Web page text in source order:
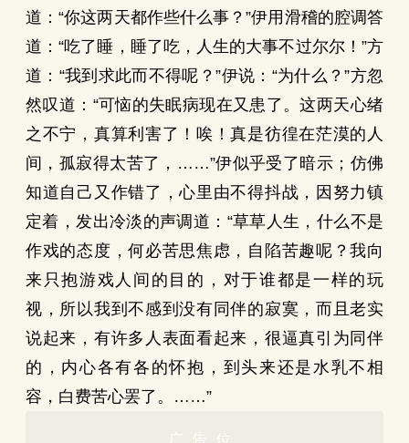
道：“你这两天都作些什么事？”伊用滑稽的腔调答
道：“吃了睡，睡了吃，人生的大事不过尔尔！”方
道：“我到求此而不得呢？”伊说：“为什么？”方忽
然叹道：“可恼的失眠病现在又患了。这两天心绪
之不宁，真算利害了！唉！真是彷徨在茫漠的人
间，孤寂得太苦了，……”伊似乎受了暗示；仿佛
知道自己又作错了，心里由不得抖战，因努力镇
定着，发出冷淡的声调道：“草草人生，什么不是
作戏的态度，何必苦思焦虑，自陷苦趣呢？我向
来只抱游戏人间的目的，对于谁都是一样的玩
视，所以我到不感到没有同伴的寂寞，而且老实
说起来，有许多人表面看起来，很逼真引为同伴
的，内心各有各的怀抱，到头来还是水乳不相
容，白费苦心罢了。……”
广告位